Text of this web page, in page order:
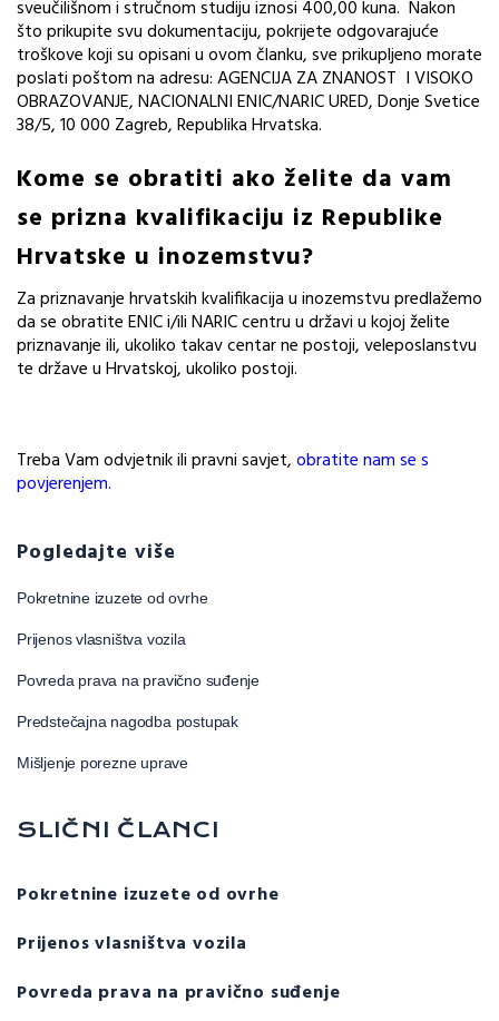
sveučilišnom i stručnom studiju iznosi 400,00 kuna. Nakon
što prikupite svu dokumentaciju, pokrijete odgovarajuće
troškove koji su opisani u ovom članku, sve prikupljeno morate
poslati poštom na adresu: AGENCIJA ZA ZNANOST I VISOKO
OBRAZOVANJE, NACIONALNI ENIC/NARIC URED, Donje Svetice
38/5, 10 000 Zagreb, Republika Hrvatska.
Kome se obratiti ako želite da vam
se prizna kvalifikaciju iz Republike
Hrvatske u inozemstvu?
Za priznavanje hrvatskih kvalifikacija u inozemstvu predlažemo
da se obratite ENIC i/ili NARIC centru u državi u kojoj želite
priznavanje ili, ukoliko takav centar ne postoji, veleposlanstvu
te države u Hrvatskoj, ukoliko postoji.
Treba Vam odvjetnik ili pravni savjet,obratite nam se s
povjerenjem.
Pogledajte više
Pokretnine izuzete od ovrhe
Prijenos vlasništva vozila
Povreda prava na pravično suđenje
Predstečajna nagodba postupak
Mišljenje porezne uprave
SLIČNI ČLANCI
Pokretnine izuzete od ovrhe
Prijenos vlasništva vozila
Povreda prava na pravično suđenje